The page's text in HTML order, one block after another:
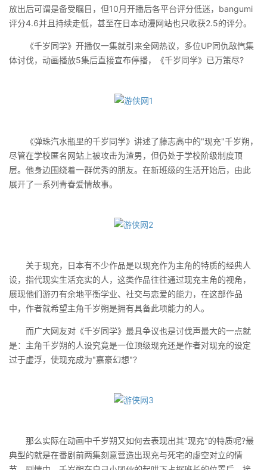
放出后可谓是备受瞩目，但10月开播后各平台评分低迷，bangumi
评分4.6并且持续走低，甚至在日本动漫网站也只收获2.5的评分。
《千岁同学》开播仅一集就引来全网热议，多位UP同仇敌忾集
体讨伐，动画播放5集后直接宣布停播，《千岁同学》已万策尽?
《弹珠汽水瓶里的千岁同学》讲述了藤志高中的"现充"千岁朔，
尽管在学校匿名网站上被攻击为渣男，但仍处于学校阶级制度顶
层。他身边围绕着一群优秀的朋友。在新班级的生活开始后，由此
展开了一系列青春爱情故事。
关于现充，日本有不少作品是以现充作为主角的特质的经典人
设，指代现实生活充实的人，这类作品往往通过现充主角的视角，
展现他们游刃有余地平衡学业、社交与恋爱的能力，在这部作品
中，作者就希望主角千岁朔是拥有具备此项能力的人。
而广大网友对《千岁同学》最具争议也是讨伐声最大的一点就
是：主角千岁朔的人设究竟是一位顶级现充还是作者对现充的设定
过于虚浮，使现充成为"嘉豪幻想"?
那么实际在动画中千岁朔又如何去表现出其"现充"的特质呢?最
典型的就是在番剧前两集刻意营造出现充与死宅的虚空对立的情